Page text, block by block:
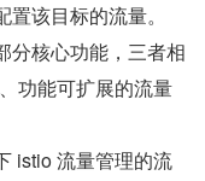
该目标的流量。
分核心功能，三者相
功能可扩展的流量
istio 流量管理的流